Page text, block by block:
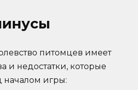
питомцев имеет
и недостатки, которые
началом игры: